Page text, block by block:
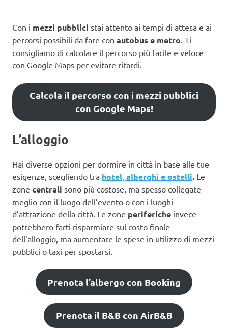
Con i mezzi pubblici stai attento ai tempi di attesa e ai
percorsi possibili da fare con autobus e metro . Ti
consigliamo di calcolare il percorso più facile e veloce
con Google Maps per evitare ritardi.
Calcola il percorso con i mezzi pubblici
con Google Maps!
L’alloggio
Hai diverse opzioni per dormire in città in base alle tue
esigenze, scegliendo tra hotel, alberghi e ostelli. Le
zone centrali sono più costose, ma spesso collegate
meglio con il luogo dell’evento o con i luoghi
d’attrazione della città. Le zone periferiche invece
potrebbero farti risparmiare sul costo finale
dell’alloggio, ma aumentare le spese in utilizzo di mezzi
pubblici o taxi per spostarsi.
Prenota l’albergo con Booking
Prenota il B&B con AirB&B